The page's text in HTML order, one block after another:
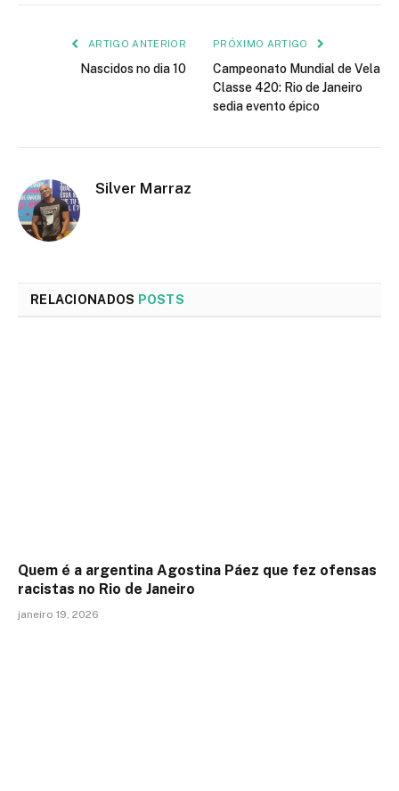
ARTIGO ANTERIOR
Nascidos no dia 10
PRÓXIMO ARTIGO
Campeonato Mundial de Vela
Classe 420: Rio de Janeiro
sedia evento épico
Silver Marraz
RELACIONADOS POSTS
Quem é a argentina Agostina Páez que fez ofensas
racistas no Rio de Janeiro
janeiro 19, 2026